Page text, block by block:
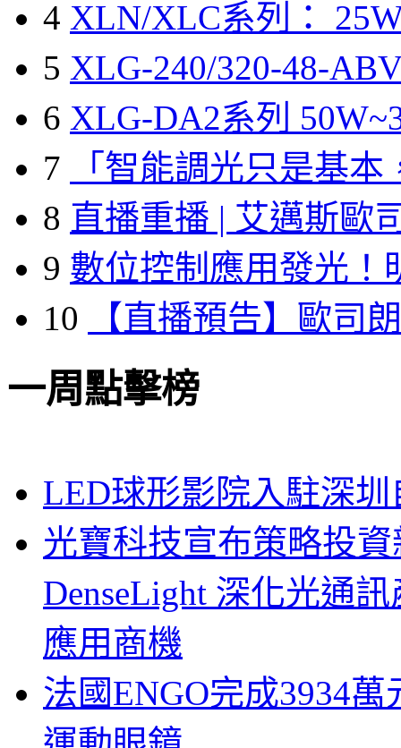
4 XLN/XLC系列：
5 XLG-240/320-48-
6 XLG-DA2系列
7
「智能調光只是基本
8 直播重播 | 艾邁斯歐
9 數位控制應用發光！
10
【直播預告】歐司
一周點擊榜
LED球形影院入駐深
光寶科技宣布策略投
DenseLight 深化光通
應用商機
法國ENGO完成3934